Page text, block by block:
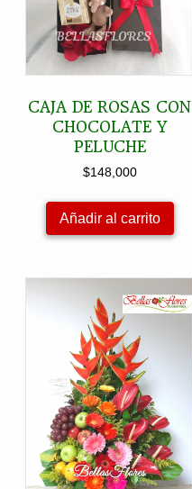
CAJA DE ROSAS CON
CHOCOLATE Y
PELUCHE
$148,000
Añadir al carrito